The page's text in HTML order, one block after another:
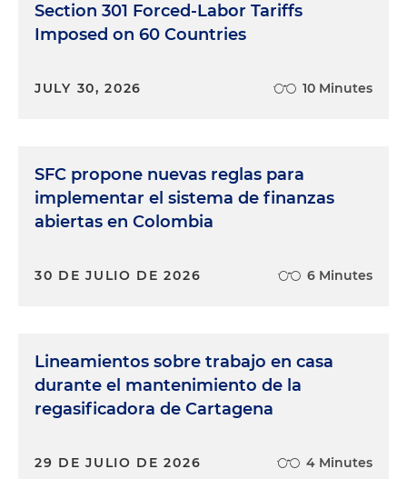
Section 301 Forced-Labor Tariffs
Imposed on 60 Countries
JULY 30, 2026 10 Minutes
SFC propone nuevas reglas para
implementar el sistema de finanzas
abiertas en Colombia
30 DE JULIO DE 2026 6 Minutes
Lineamientos sobre trabajo en casa
durante el mantenimiento de la
regasificadora de Cartagena
29 DE JULIO DE 2026 4 Minutes